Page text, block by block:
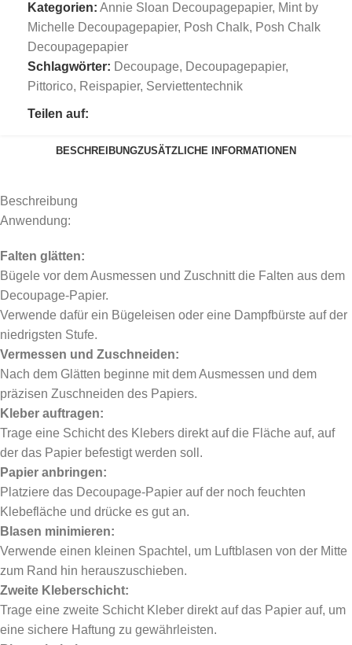
Kategorien: Annie Sloan Decoupagepapier, Mint by
Michelle Decoupagepapier, Posh Chalk, Posh Chalk
Decoupagepapier
Schlagwörter: Decoupage, Decoupagepapier,
Pittorico, Reispapier, Serviettentechnik
Teilen auf:
BESCHREIBUNGZUSÄTZLICHE INFORMATIONEN
Beschreibung
Anwendung:
Falten glätten:
Bügele vor dem Ausmessen und Zuschnitt die Falten aus dem
Decoupage-Papier.
Verwende dafür ein Bügeleisen oder eine Dampfbürste auf der
niedrigsten Stufe.
Vermessen und Zuschneiden:
Nach dem Glätten beginne mit dem Ausmessen und dem
präzisen Zuschneiden des Papiers.
Kleber auftragen:
Trage eine Schicht des Klebers direkt auf die Fläche auf, auf
der das Papier befestigt werden soll.
Papier anbringen:
Platziere das Decoupage-Papier auf der noch feuchten
Klebefläche und drücke es gut an.
Blasen minimieren:
Verwende einen kleinen Spachtel, um Luftblasen von der Mitte
zum Rand hin herauszuschieben.
Zweite Kleberschicht:
Trage eine zweite Schicht Kleber direkt auf das Papier auf, um
eine sichere Haftung zu gewährleisten.